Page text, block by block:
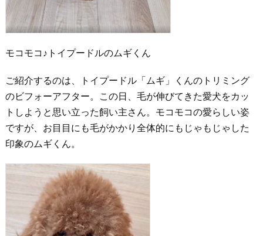
モコモコ♪トイプードルのムギくん
ご紹介するのは、トイプードル「ムギ」くんのトリミング
のビフォーアフター。この日、毛が伸びてきた愛犬をカッ
トしようと思い立った飼い主さん。モコモコの愛らしい姿
ですが、お目目にも毛がかかり全体的にもじゃもじゃした
印象のムギくん。